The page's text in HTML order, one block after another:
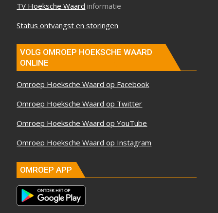
TV Hoeksche Waard informatie
Status ontvangst en storingen
VOLG OMROEP HOEKSCHE WAARD
ONLINE
Omroep Hoeksche Waard op Facebook
Omroep Hoeksche Waard op Twitter
Omroep Hoeksche Waard op YouTube
Omroep Hoeksche Waard op Instagram
OMROEP APP